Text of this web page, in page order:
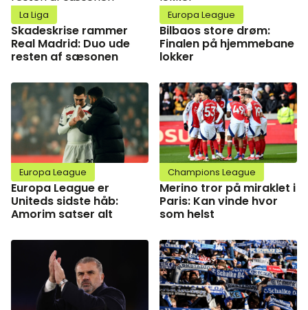
La Liga
Skadeskrise rammer
Real Madrid: Duo ude
resten af sæsonen
Europa League
Bilbaos store drøm:
Finalen på hjemmebane
lokker
Europa League
Europa League er
Uniteds sidste håb:
Amorim satser alt
Champions League
Merino tror på miraklet i
Paris: Kan vinde hvor
som helst